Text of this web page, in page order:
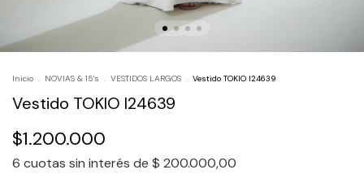
Inicio . NOVIAS & 15's . VESTIDOS LARGOS . Vestido TOKIO I24639
Vestido TOKIO I24639
$1.200.000
6 cuotas sin interés de $ 200.000,00